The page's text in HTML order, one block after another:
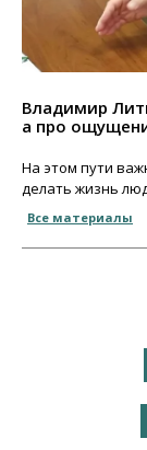
Владимир
а про
На этом пути
делать жизнь
Все материалы